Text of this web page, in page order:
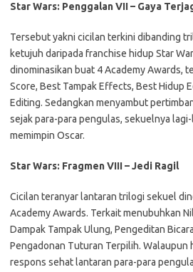
Star Wars: Penggalan VII – Gaya
Tersebut yakni cicilan terkini dibanding
ketujuh daripada franchise hidup Star
dinominasikan buat 4 Academy Awards,
Score, Best Tampak Effects, Best Hidup
Editing. Sedangkan menyambut
sejak para-para pengulas, sekuelnya
memimpin Oscar.
Star Wars: Fragmen VIII – Jedi Ragil
Cicilan teranyar lantaran trilogi sekuel
Academy Awards. Terkait menubuhkan
Dampak Tampak Ulung, Pengeditan
Pengadonan Tuturan Terpilih. Walaupun
respons sehat lantaran para-para